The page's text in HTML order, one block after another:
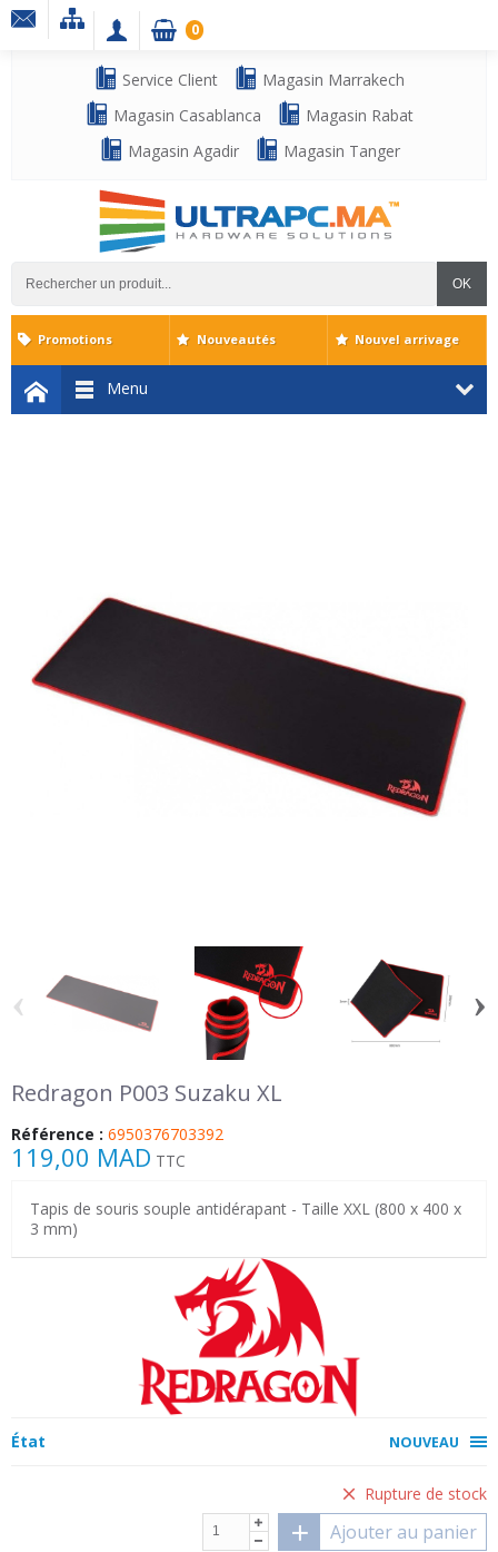
Service Client
Magasin Marrakech
Magasin Casablanca
Magasin Rabat
Magasin Agadir
Magasin Tanger
OK
0
Menu
Promotions Nouveautés Nouvel arrivage
‹ ›
Redragon P003 Suzaku XL
Référence : 6950376703392
119,00 MAD TTC
Tapis de souris souple antidérapant - Taille XXL (800 x 400 x
3 mm)
État NOUVEAU
Rupture de stock
Ajouter au panier